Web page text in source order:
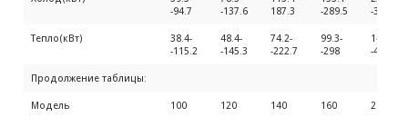
-94.7
-137.6
187.3
-289.5
-359.9
Тепло(кВт)
38.4-
-115.2
48.4-
-145.3
74.2-
-222.7
99.3-
-298
144.5-
-433.5
Продолжение таблицы:
Модель 100 120 140 160 200